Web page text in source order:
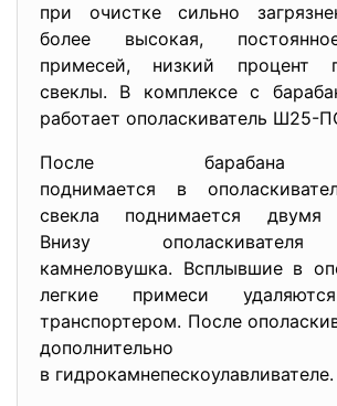
при очистке сильно
более высокая,
примесей, низкий процент
свеклы. В комплексе с
работает ополаскиватель Ш25-
После барабана
поднимается в
свекла поднимается
Внизу
камнеловушка. Всплывшие в
легкие примеси
транспортером. После
дополнительно
в гидрокамнепескоулавливателе.